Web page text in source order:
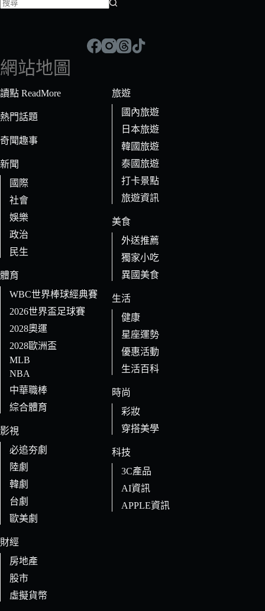
符
合
條
的
果
網站地圖
讀點 ReadMore
熱門話題
奇聞趣事
新聞
國際
社會
娛樂
政治
民生
體育
WBC世界棒球經典賽
2026世界盃足球賽
2028奧運
2028歐洲盃
MLB
NBA
中華職棒
綜合體育
影視
必追夯劇
陸劇
韓劇
台劇
歐美劇
財經
房地產
股市
虛擬貨幣
旅遊
國內旅遊
日本旅遊
韓國旅遊
泰國旅遊
打卡景點
旅遊資訊
美食
外送推薦
獨家小吃
異國美食
生活
健康
星座運勢
優惠活動
生活百科
時尚
彩妝
穿搭美學
科技
3C產品
AI資訊
APPLE資訊